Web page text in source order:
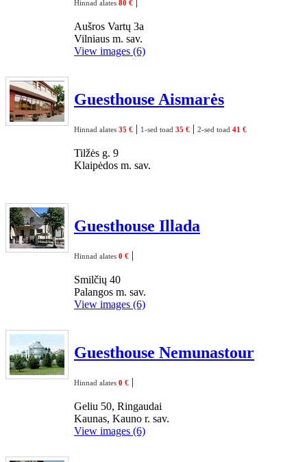
Hinnad alates 80 €
Aušros Vartų 3a
Vilniaus m. sav.
View images (6)
Guesthouse Aismarės
Hinnad alates 35 € | 1-sed toad 35 € | 2-sed toad 41 €
Tilžės g. 9
Klaipėdos m. sav.
Guesthouse Illada
Hinnad alates 0 € |
Smilčių 40
Palangos m. sav.
View images (6)
Guesthouse Nemunastour
Hinnad alates 0 € |
Geliu 50, Ringaudai
Kaunas, Kauno r. sav.
View images (6)